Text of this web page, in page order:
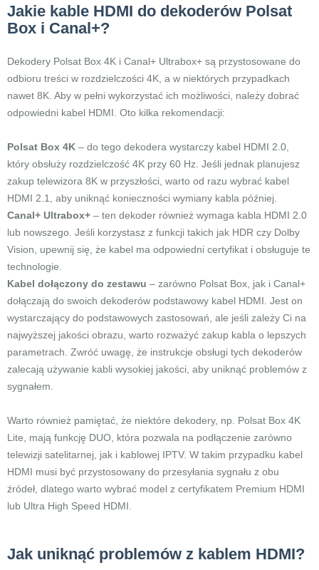
Jakie kable HDMI do dekoderów Polsat
Box i Canal+?
Dekodery Polsat Box 4K i Canal+ Ultrabox+ są przystosowane do
odbioru treści w rozdzielczości 4K, a w niektórych przypadkach
nawet 8K. Aby w pełni wykorzystać ich możliwości, należy dobrać
odpowiedni kabel HDMI. Oto kilka rekomendacji:
Polsat Box 4K – do tego dekodera wystarczy kabel HDMI 2.0,
który obsłuży rozdzielczość 4K przy 60 Hz. Jeśli jednak planujesz
zakup telewizora 8K w przyszłości, warto od razu wybrać kabel
HDMI 2.1, aby uniknąć konieczności wymiany kabla później.
Canal+ Ultrabox+ – ten dekoder również wymaga kabla HDMI 2.0
lub nowszego. Jeśli korzystasz z funkcji takich jak HDR czy Dolby
Vision, upewnij się, że kabel ma odpowiedni certyfikat i obsługuje te
technologie.
Kabel dołączony do zestawu – zarówno Polsat Box, jak i Canal+
dołączają do swoich dekoderów podstawowy kabel HDMI. Jest on
wystarczający do podstawowych zastosowań, ale jeśli zależy Ci na
najwyższej jakości obrazu, warto rozważyć zakup kabla o lepszych
parametrach. Zwróć uwagę, że instrukcje obsługi tych dekoderów
zalecają używanie kabli wysokiej jakości, aby uniknąć problemów z
sygnałem.
Warto również pamiętać, że niektóre dekodery, np. Polsat Box 4K
Lite, mają funkcję DUO, która pozwala na podłączenie zarówno
telewizji satelitarnej, jak i kablowej IPTV. W takim przypadku kabel
HDMI musi być przystosowany do przesyłania sygnału z obu
źródeł, dlatego warto wybrać model z certyfikatem Premium HDMI
lub Ultra High Speed HDMI.
Jak uniknąć problemów z kablem HDMI?